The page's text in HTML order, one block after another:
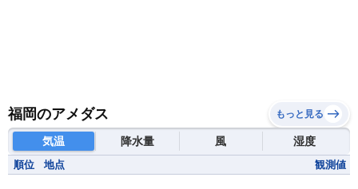
福岡のアメダス もっと見る
気温 降水量 風 湿度
順位 地点 観測値